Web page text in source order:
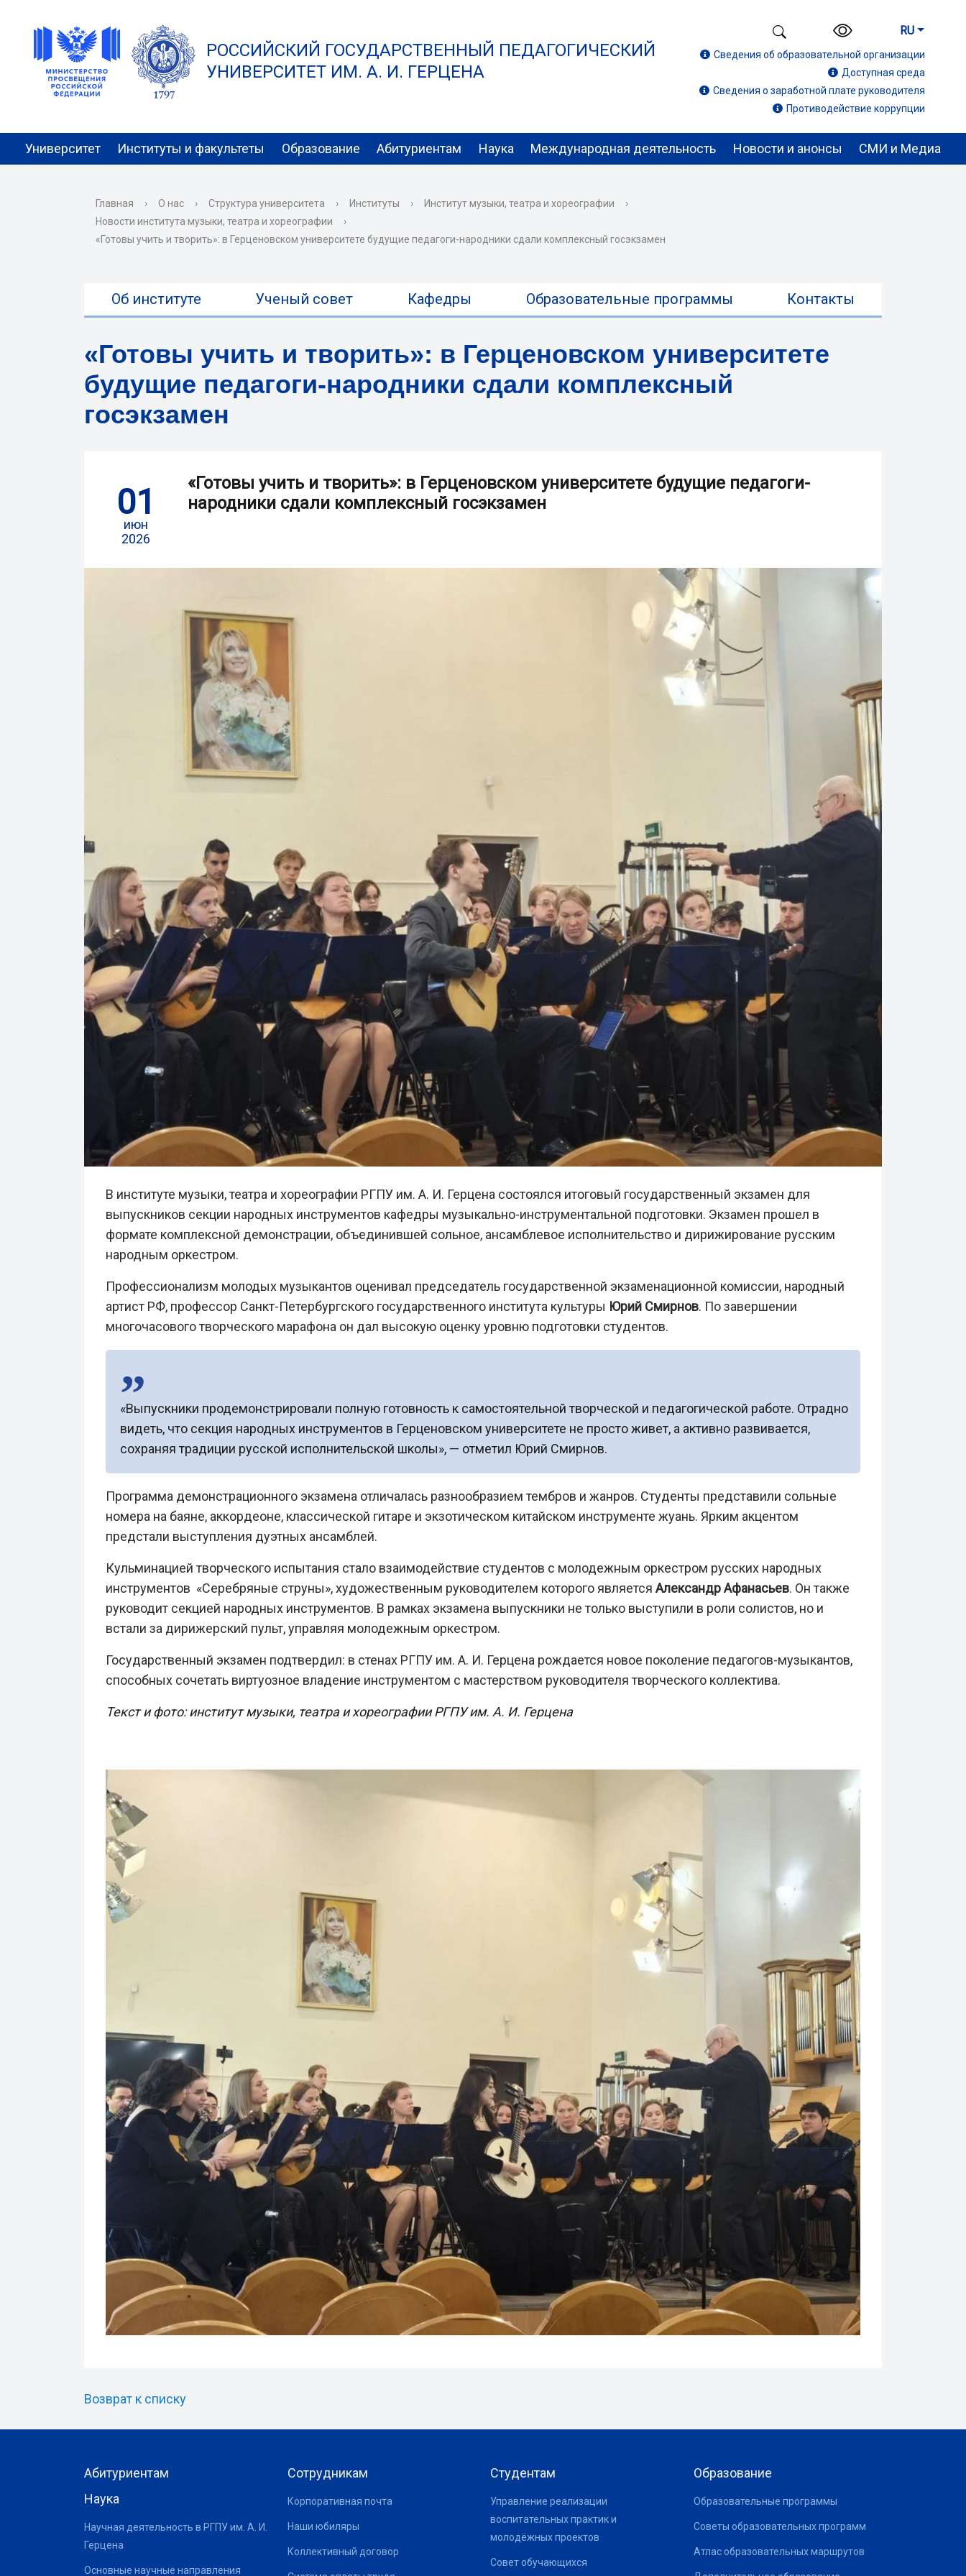
РОССИЙСКИЙ ГОСУДАРСТВЕННЫЙ ПЕДАГОГИЧЕСКИЙ
УНИВЕРСИТЕТ ИМ. А. И. ГЕРЦЕНА
RU
Сведения об образовательной организации
Доступная среда
Сведения о заработной плате руководителя
Противодействие коррупции
Университет Институты и факультеты Образование Абитуриентам Наука Международная деятельность Новости и анонсы СМИ и Медиа
Главная › О нас › Структура университета › Институты › Институт музыки, театра и хореографии
›
Новости института музыки, театра и хореографии
›
«Готовы учить и творить»: в Герценовском университете будущие педагоги-народники сдали комплексный госэкзамен
Об институте Ученый совет Кафедры Образовательные программы Контакты
«Готовы учить и творить»: в Герценовском университете
будущие педагоги-народники сдали комплексный
госэкзамен
01
июн
2026
«Готовы учить и творить»: в Герценовском университете будущие педагоги-
народники сдали комплексный госэкзамен
В институте музыки, театра и хореографии РГПУ им. А. И. Герцена состоялся итоговый государственный экзамен для
выпускников секции народных инструментов кафедры музыкально-инструментальной подготовки. Экзамен прошел в
формате комплексной демонстрации, объединившей сольное, ансамблевое исполнительство и дирижирование русским
народным оркестром.
Профессионализм молодых музыкантов оценивал председатель государственной экзаменационной комиссии, народный
артист РФ, профессор Санкт-Петербургского государственного института культуры Юрий Смирнов. По завершении
многочасового творческого марафона он дал высокую оценку уровню подготовки студентов.
«Выпускники продемонстрировали полную готовность к самостоятельной творческой и педагогической работе. Отрадно
видеть, что секция народных инструментов в Герценовском университете не просто живет, а активно развивается,
сохраняя традиции русской исполнительской школы», — отметил Юрий Смирнов.
Программа демонстрационного экзамена отличалась разнообразием тембров и жанров. Студенты представили сольные
номера на баяне, аккордеоне, классической гитаре и экзотическом китайском инструменте жуань. Ярким акцентом
предстали выступления дуэтных ансамблей.
Кульминацией творческого испытания стало взаимодействие студентов с молодежным оркестром русских народных
инструментов «Серебряные струны», художественным руководителем которого является Александр Афанасьев. Он также
руководит секцией народных инструментов. В рамках экзамена выпускники не только выступили в роли солистов, но и
встали за дирижерский пульт, управляя молодежным оркестром.
Государственный экзамен подтвердил: в стенах РГПУ им. А. И. Герцена рождается новое поколение педагогов-музыкантов,
способных сочетать виртуозное владение инструментом с мастерством руководителя творческого коллектива.
Текст и фото: институт музыки, театра и хореографии РГПУ им. А. И. Герцена
Возврат к списку
Абитуриентам
Наука
Научная деятельность в РГПУ им. А. И.
Герцена
Основные научные направления
Сотрудникам
Корпоративная почта
Наши юбиляры
Коллективный договор
Студентам
Управление реализации
воспитательных практик и
молодёжных проектов
Совет обучающихся
Образование
Образовательные программы
Советы образовательных программ
Атлас образовательных маршрутов